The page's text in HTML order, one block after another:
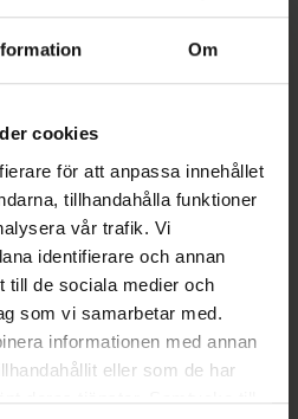
Om
cookies
för att anpassa innehållet
tillhandahålla funktioner
vår trafik. Vi
identifierare och annan
till de sociala medier och
som vi samarbetar med.
informationen med annan
eller som de har
deras tjänster. Samtycke till
-17:00
-17:00
-17:00